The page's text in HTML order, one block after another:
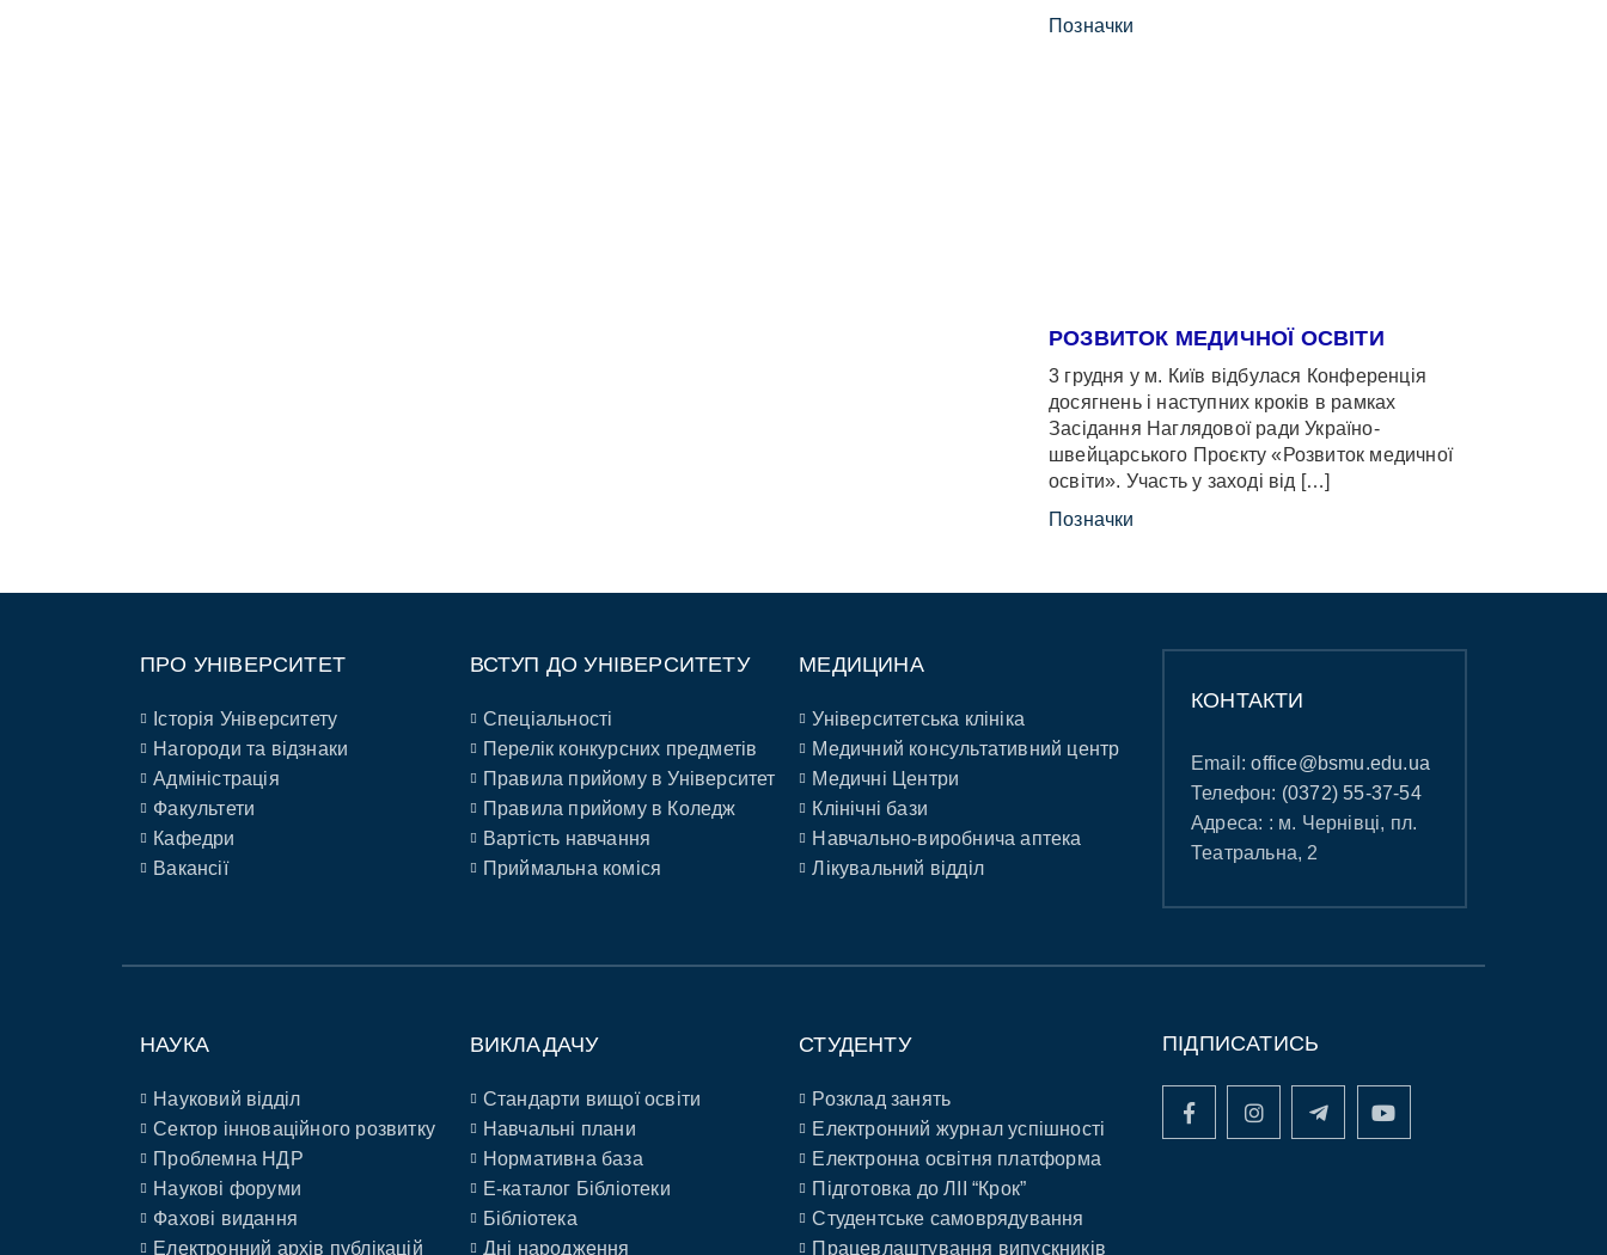
Позначки
РОЗВИТОК МЕДИЧНОЇ ОСВІТИ
3 грудня у м. Київ відбулася Конференція
досягнень і наступних кроків в рамках
Засідання Наглядової ради Україно-
швейцарського Проєкту «Розвиток медичної
освіти». Участь у заході від […]
Позначки
ПРО УНІВЕРСИТЕТ
Історія Університету
Нагороди та відзнаки
Адміністрація
Факультети
Кафедри
Вакансії
ВСТУП ДО УНІВЕРСИТЕТУ
Спеціальності
Перелік конкурсних предметів
Правила прийому в Університет
Правила прийому в Коледж
Вартість навчання
Приймальна коміся
МЕДИЦИНА
Університетська клініка
Медичний консультативний центр
Медичні Центри
Клінічні бази
Навчально-виробнича аптека
Лікувальний відділ
КОНТАКТИ
Email:office@bsmu.edu.ua
Телефон: (0372) 55-37-54
Адреса: : м. Чернівці, пл.
Театральна, 2
НАУКА
Науковий відділ
Сектор інноваційного розвитку
Проблемна НДР
Наукові форуми
Фахові видання
Електронний архів публікацій
ВИКЛАДАЧУ
Стандарти вищої освіти
Навчальні плани
Нормативна база
E-каталог Бібліотеки
Бібліотека
Дні народження
СТУДЕНТУ
Розклад занять
Електронний журнал успішності
Електронна освітня платформа
Підготовка до ЛІІ “Крок”
Студентське самоврядування
Працевлаштування випускників
ПІДПИСАТИСЬ